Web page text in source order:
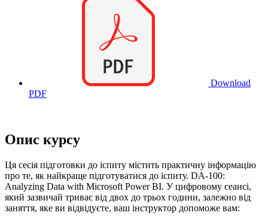
Download
PDF
Опис курсу
Ця сесія підготовки до іспиту містить практичну інформацію
про те, як найкраще підготуватися до іспиту. DA-100:
Analyzing Data with Microsoft Power BI. У цифровому сеансі,
який зазвичай триває від двох до трьох години, залежно від
заняття, яке ви відвідуєте, ваш інструктор допоможе вам: